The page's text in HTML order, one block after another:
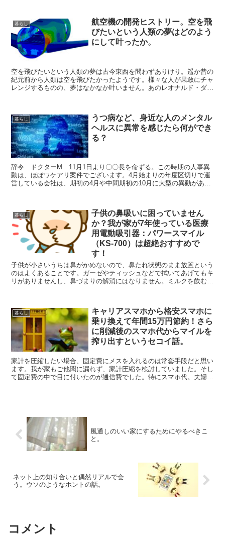
暮らし
航空機の開発ヒストリー。空を飛
びたいという人類の夢はどのよう
にして叶ったか。
空を飛びたいという人類の夢は古今東西を問わずありけり。遥か昔の
紀元前から人類は空を飛びたかったようです。様々な人が果敢にチャ
レンジするものの、夢はなかなか叶いません。あのレオナルド・ダ・
暮らし
うつ病など、身近な人のメンタル
ヘルスに異常を感じたら何ができ
る？
辞令 ドクターM 11月1日より〇〇長を命ずる。この時期の人事異
動は、ほぼワケアリ案件でございます。4月始まりの年度区切りで運
営している会社は、期初の4月や中間期初の10月に大型の異動がある
暮らし
子供の鼻吸いに困っていません
か？我が家が7年使っている医療
用電動吸引器：パワースマイル
（KS-700）は超絶おすすめで
す！
子供が小さいうちは鼻がかめないので、鼻たれ状態のまま放置という
のはよくあることです。ガーゼやティッシュなどで拭いてあげてもキ
リがありませんし、鼻づまりの解消にはなりません。ミルクを飲む
暮らし
キャリアスマホから格安スマホに
乗り換えて年間15万円節約！さら
に削減後のスマホ代からマイルを
搾り出すというセコイ話。
家計を圧縮したい場合、固定費にメスを入れるのは常套手段だと思い
ます。我が家もご他聞に漏れず、家計圧縮を検討していました。そし
て固定費の中で目に付いたのが通信費でした。特にスマホ代。夫婦で
風通しのいい家にするためにやるべきこ
と。
ネット上の知り合いと偶然リアルで会
う。ウソのようなホントの話。
コメント